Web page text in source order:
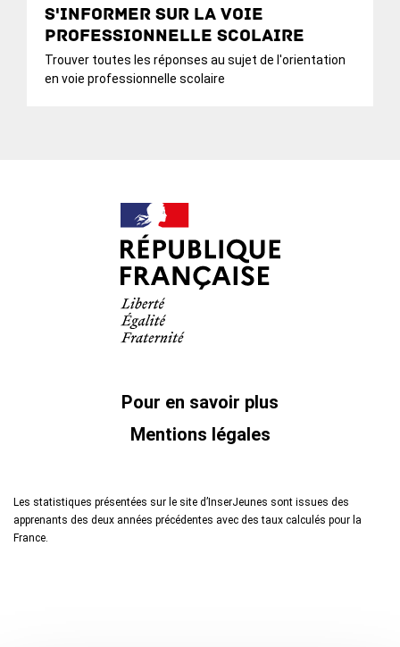
S'informer sur la voie
professionnelle scolaire
Trouver toutes les réponses au sujet de l'orientation
en voie professionnelle scolaire
Pour en savoir plus
Mentions légales
Les statistiques présentées sur le site d’InserJeunes sont issues des
apprenants des deux années précédentes avec des taux calculés pour la
France.